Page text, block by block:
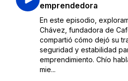
emprendedora
En este episodio,
Chávez, fundadora de
compartió cómo dejó su
seguridad y estabilidad
emprendimiento. Chío
mie...